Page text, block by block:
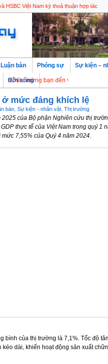
HSBC Việt Nam ký thoả thuận hợp tác
mừng bạn đến với Thăng Long - Hà
Luận bàn Phóng sự Sự kiện –
Đời sống
mức đáng khích lệ
bàn Sự kiện - nhân vật Thị trường
của Bộ phận Nghiên cứu thị
thực tế của Việt Nam trong quý 1
7,55% của Quý 4 năm 2024.
bình của thị trường là 7,1%. Tốc độ
dài, khiến hoạt động sản xuất